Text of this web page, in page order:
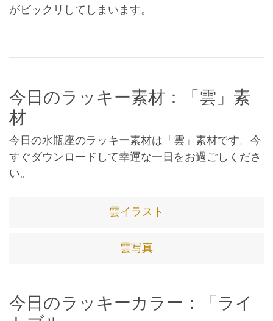
がビックリしてしまいます。
今日のラッキー素材：「雲」素
材
今日の水瓶座のラッキー素材は「雲」素材です。今
すぐダウンロードして幸運な一日をお過ごしくださ
い。
雲イラスト
雲写真
今日のラッキーカラー：「ライ